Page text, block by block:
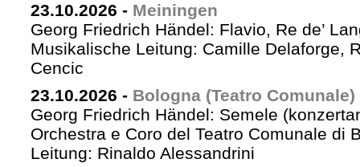
23.10.2026 - Meiningen
Georg Friedrich Händel: Flavio, Re de’
Musikalische Leitung: Camille Delaforge,
Cencic
23.10.2026 - Bologna (Teatro Comunale)
Georg Friedrich Händel: Semele
Orchestra e Coro del Teatro Comunale di
Leitung: Rinaldo Alessandrini